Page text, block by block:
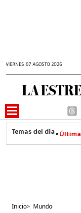
VIERNES 07 AGOSTO 2026
Inicio> Mundo